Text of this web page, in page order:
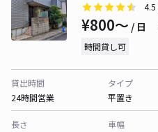
4.5
¥800〜 / 日
時間貸し可
貸出時間
24時間営業
タイプ
平置き
長さ
車幅